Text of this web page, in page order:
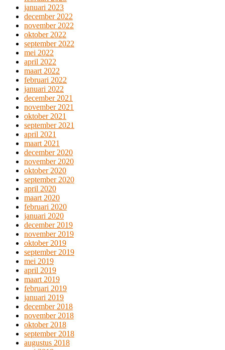
januari 2023
december 2022
november 2022
oktober 2022
september 2022
mei 2022
april 2022
maart 2022
februari 2022
januari 2022
december 2021
november 2021
oktober 2021
september 2021
april 2021
maart 2021
december 2020
november 2020
oktober 2020
september 2020
april 2020
maart 2020
februari 2020
januari 2020
december 2019
november 2019
oktober 2019
september 2019
mei 2019
april 2019
maart 2019
februari 2019
januari 2019
december 2018
november 2018
oktober 2018
september 2018
augustus 2018